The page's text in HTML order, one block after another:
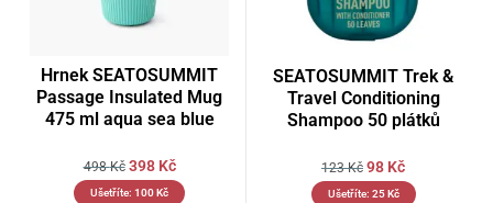
Hrnek SEATOSUMMIT
Passage Insulated Mug
475 ml aqua sea blue
498Kč 398 Kč
Ušetříte: 100Kč
SEATOSUMMIT Trek &
Travel Conditioning
Shampoo 50 plátků
123Kč 98 Kč
Ušetříte: 25Kč